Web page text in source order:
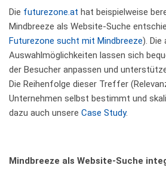
Die futurezone.at hat beispielweise
Mindbreeze als Website-Suche
Futurezone sucht mit Mindbreeze). Die
Auswahlmöglichkeiten lassen sich
der Besucher anpassen und
Die Reihenfolge dieser Treffer
Unternehmen selbst bestimmt und
dazu auch unsere Case Study.
Mindbreeze als Website-Suche